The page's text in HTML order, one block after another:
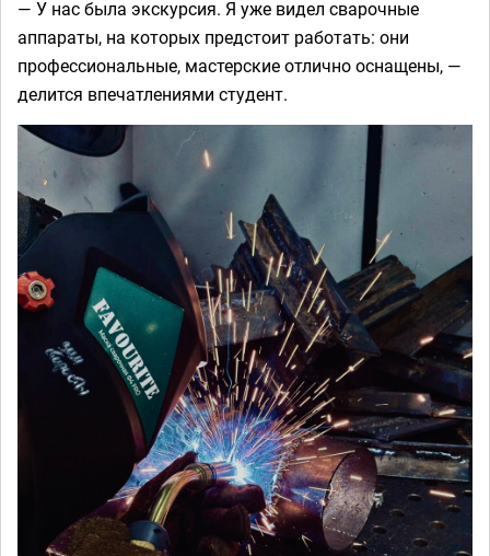
— У нас была экскурсия. Я уже видел сварочные
аппараты, на которых предстоит работать: они
профессиональные, мастерские отлично оснащены, —
делится впечатлениями студент.